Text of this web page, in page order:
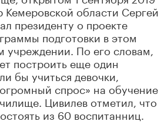
Кемеровской области Сергей
президенту о проекте
подготовки в этом
учреждении. По его словам,
построить еще один
бы учиться девочки,
спрос» на обучение
Цивилев отметил, что
из 60 воспитанниц.